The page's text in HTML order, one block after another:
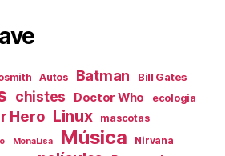
Autos Batman Bill Gates
chistes Doctor Who ecologia
Hero Linux mascotas
MonaLisa Música Nirvana